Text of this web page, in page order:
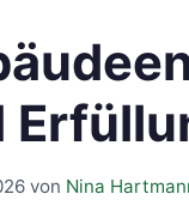
von Nina